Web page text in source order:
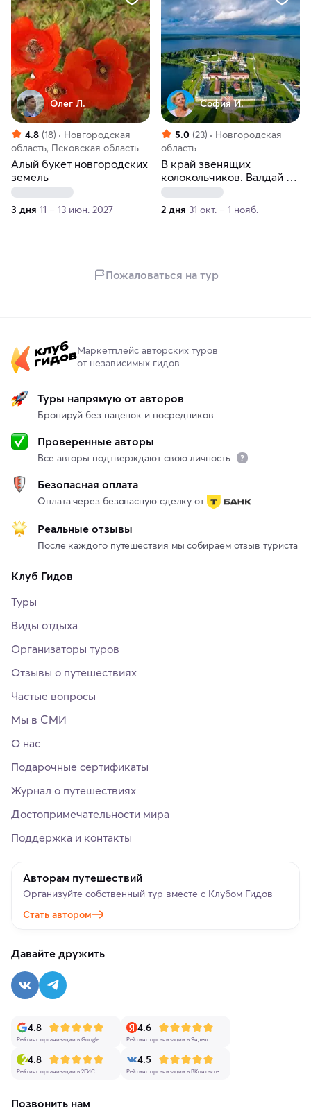
Олег Л.
4.8 (18)
Новгородская
область, Псковская область
Алый букет новгородских
земель
3 дня 11 – 13 июн. 2027
София И.
5.0 (23)
Новгородская
область
В край звенящих
колокольчиков. Валдай и
Великий Новгород
2 дня 31 окт. – 1 нояб.
Пожаловаться на тур
Маркетплейс авторских туров
от независимых гидов
Туры напрямую от авторов
Бронируй без наценок и посредников
Проверенные авторы
Все авторы подтверждают свою личность
Безопасная оплата
Оплата через безопасную сделку от
Реальные отзывы
После каждого путешествия мы собираем отзыв туриста
Клуб Гидов
Туры
Виды отдыха
Организаторы туров
Отзывы о путешествиях
Частые вопросы
Мы в СМИ
О нас
Подарочные сертификаты
Журнал о путешествиях
Достопримечательности мира
Поддержка и контакты
Авторам путешествий
Организуйте собственный тур вместе с Клубом Гидов
Стать автором
Давайте дружить
4.8
Рейтинг организации в Google
4.6
Рейтинг организации в Яндекс
4.8
Рейтинг организации в 2ГИС
4.5
Рейтинг организации в ВКонтакте
Позвонить нам